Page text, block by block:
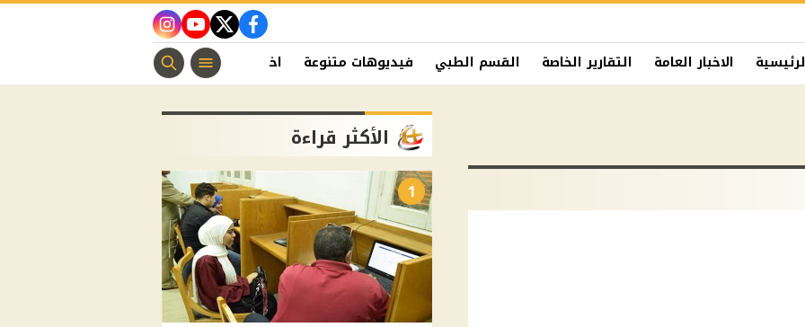
facebook
twitter
youtube
instagram
الاخبار العامة التقارير الخاصة القسم الطبي فيديوهات متنوعة اخبار الفن منوعات مسيحية
الأكثر قراءة
1